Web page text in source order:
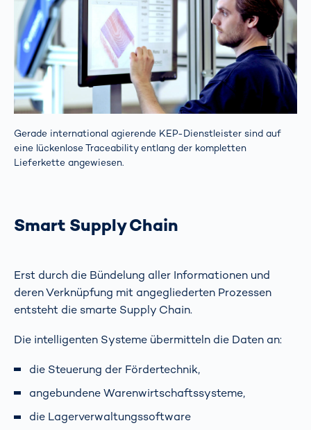
Gerade international agierende KEP-Dienstleister sind auf
eine lückenlose Traceability entlang der kompletten
Lieferkette angewiesen.
Smart Supply Chain
Erst durch die Bündelung aller Informationen und
deren Verknüpfung mit angegliederten Prozessen
entsteht die smarte Supply Chain.
Die intelligenten Systeme übermitteln die Daten an:
die Steuerung der Fördertechnik,
angebundene Warenwirtschaftssysteme,
die Lagerverwaltungssoftware